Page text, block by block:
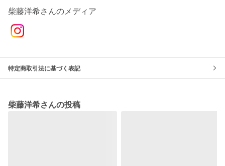
柴藤洋希さんのメディア
特定商取引法に基づく表記
柴藤洋希さんの投稿